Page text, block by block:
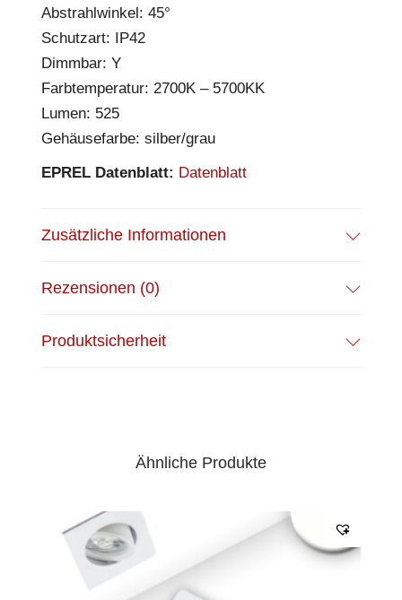
Abstrahlwinkel: 45°
Schutzart: IP42
Dimmbar: Y
Farbtemperatur: 2700K – 5700KK
Lumen: 525
Gehäusefarbe: silber/grau
EPREL Datenblatt: Datenblatt
Zusätzliche Informationen
Rezensionen (0)
Produktsicherheit
Ähnliche Produkte